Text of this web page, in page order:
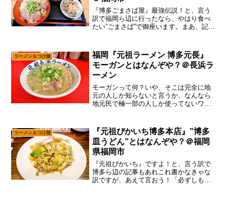
『博多ごまさば屋』最強伝説！と、言う
訳で福岡ら辺に行ったなら、やはり食べ
たい”ごまさば”で御座います。まあ、記事
博多市民が良く行く店もリサーチしてお
こうかなと。いや、一...
ラーメン＆つけ麺
福岡『元祖ラーメン 博多元長』
モーガンとはなんぞや？＠長浜ラ
ーメン
モーガンって何？いや、そこは完全に地
元の人しか知らないと言うか、なんなら
地元民で極一部の人しか使ってないワー
ーを『元祖ラーメン 博多元長』でキメる
事なのですが、とりあえ...
ラーメン＆つけ麺
『元祖ぴかいち博多本店』”博多
皿うどん”とはなんぞや？＠福岡
県福岡市
『元祖ぴかいち』ですよ！と、言う訳で
博多ら辺の記事もあれこれ書かなきゃな
訳ですが、あえて言おう！「必ずしも時